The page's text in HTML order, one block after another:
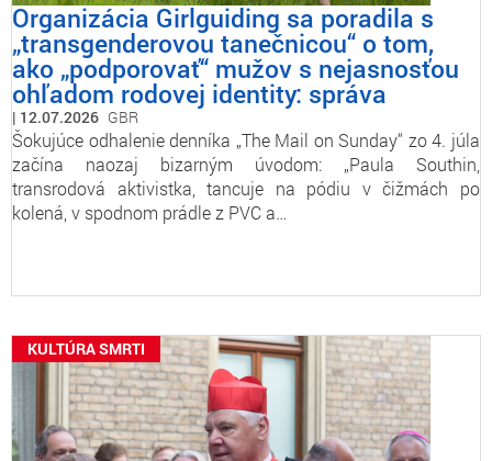
Organizácia Girlguiding sa poradila s
„transgenderovou tanečnicou“ o tom,
ako „podporovať“ mužov s nejasnosťou
ohľadom rodovej identity: správa
12.07.2026 GBR
Šokujúce odhalenie denníka „The Mail on Sunday“ zo 4. júla
začína naozaj bizarným úvodom: „Paula Southin,
transrodová aktivistka, tancuje na pódiu v čižmách po
kolená, v spodnom prádle z PVC a…
KULTÚRA SMRTI